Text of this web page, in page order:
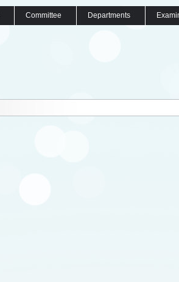
Committee Departments